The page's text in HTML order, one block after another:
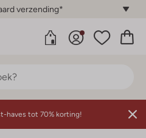
verzending*
haves tot 70% korting!